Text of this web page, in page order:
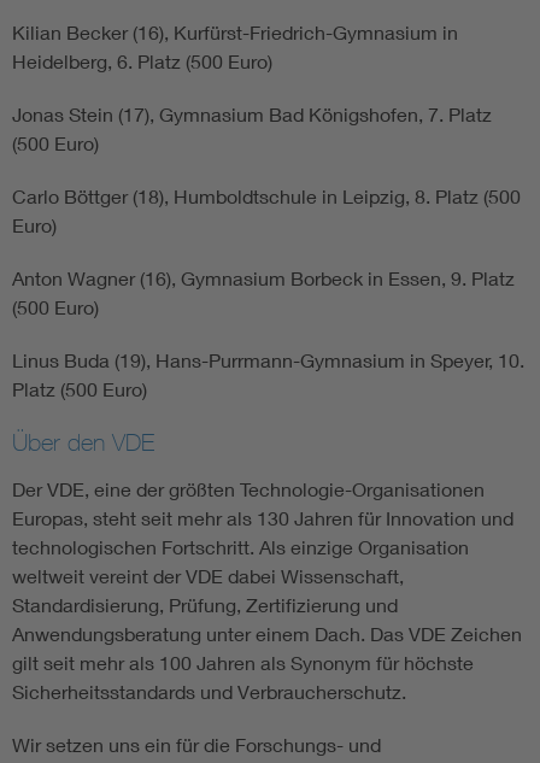
Kilian Becker (16), Kurfürst-Friedrich-Gymnasium in
Heidelberg, 6. Platz (500 Euro)
Jonas Stein (17), Gymnasium Bad Königshofen, 7. Platz
(500 Euro)
Carlo Böttger (18), Humboldtschule in Leipzig, 8. Platz (500
Euro)
Anton Wagner (16), Gymnasium Borbeck in Essen, 9. Platz
(500 Euro)
Linus Buda (19), Hans-Purrmann-Gymnasium in Speyer, 10.
Platz (500 Euro)
Über den VDE
Der VDE, eine der größten Technologie-Organisationen
Europas, steht seit mehr als 130 Jahren für Innovation und
technologischen Fortschritt. Als einzige Organisation
weltweit vereint der VDE dabei Wissenschaft,
Standardisierung, Prüfung, Zertifizierung und
Anwendungsberatung unter einem Dach. Das VDE Zeichen
gilt seit mehr als 100 Jahren als Synonym für höchste
Sicherheitsstandards und Verbraucherschutz.
Wir setzen uns ein für die Forschungs- und